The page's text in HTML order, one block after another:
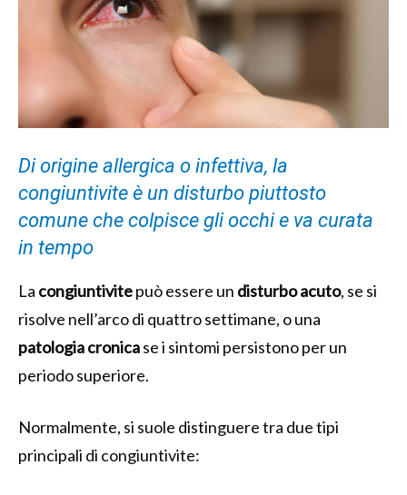
Di origine allergica o infettiva, la
congiuntivite è un disturbo piuttosto
comune che colpisce gli occhi e va curata
in tempo
La congiuntivitepuò essere un disturbo acuto, se si
risolve nell’arco di quattro settimane, o una
patologia cronicase i sintomi persistono per un
periodo superiore.
Normalmente, si suole distinguere tra due tipi
principali di congiuntivite: